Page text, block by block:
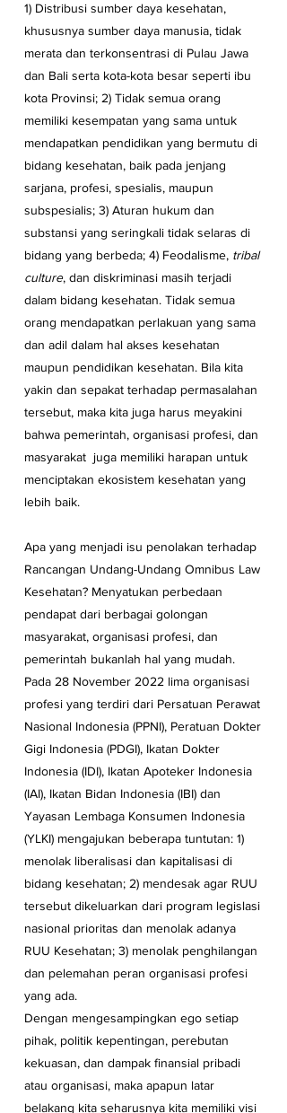
1) Distribusi sumber daya kesehatan,
khususnya sumber daya manusia, tidak
merata dan terkonsentrasi di Pulau Jawa
dan Bali serta kota-kota besar seperti ibu
kota Provinsi; 2) Tidak semua orang
memiliki kesempatan yang sama untuk
mendapatkan pendidikan yang bermutu di
bidang kesehatan, baik pada jenjang
sarjana, profesi, spesialis, maupun
subspesialis; 3) Aturan hukum dan
substansi yang seringkali tidak selaras di
bidang yang berbeda; 4) Feodalisme, tribal
culture, dan diskriminasi masih terjadi
dalam bidang kesehatan. Tidak semua
orang mendapatkan perlakuan yang sama
dan adil dalam hal akses kesehatan
maupun pendidikan kesehatan. Bila kita
yakin dan sepakat terhadap permasalahan
tersebut, maka kita juga harus meyakini
bahwa pemerintah, organisasi profesi, dan
masyarakat  juga memiliki harapan untuk
menciptakan ekosistem kesehatan yang
lebih baik.
Apa yang menjadi isu penolakan terhadap
Rancangan Undang-Undang Omnibus Law
Kesehatan? Menyatukan perbedaan
pendapat dari berbagai golongan
masyarakat, organisasi profesi, dan
pemerintah bukanlah hal yang mudah.
Pada 28 November 2022 lima organisasi
profesi yang terdiri dari Persatuan Perawat
Nasional Indonesia (PPNI), Peratuan Dokter
Gigi Indonesia (PDGI), Ikatan Dokter
Indonesia (IDI), Ikatan Apoteker Indonesia
(IAI), Ikatan Bidan Indonesia (IBI) dan
Yayasan Lembaga Konsumen Indonesia
(YLKI) mengajukan beberapa tuntutan: 1)
menolak liberalisasi dan kapitalisasi di
bidang kesehatan; 2) mendesak agar RUU
tersebut dikeluarkan dari program legislasi
nasional prioritas dan menolak adanya
RUU Kesehatan; 3) menolak penghilangan
dan pelemahan peran organisasi profesi
yang ada.
Dengan mengesampingkan ego setiap
pihak, politik kepentingan, perebutan
kekuasan, dan dampak finansial pribadi
atau organisasi, maka apapun latar
belakang kita seharusnya kita memiliki visi